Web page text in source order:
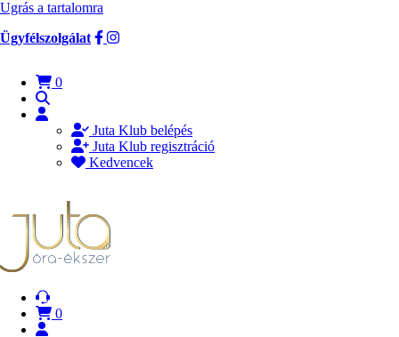
Ugrás a tartalomra
Ügyfélszolgálat
0
Juta Klub belépés
Juta Klub regisztráció
Kedvencek
0